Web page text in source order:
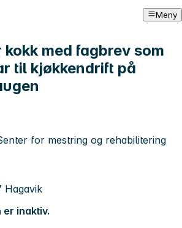
Meny
med fagbrev som
til kjøkkendrift på
for mestring og rehabilitering
Hagavik
inaktiv.